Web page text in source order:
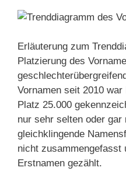
Erläuterung zum
Platzierung des
Vornamen seit 2010
Platz 25.000
nur sehr selten oder
gleichklingende
nicht zusammengefasst
Erstnamen gezählt.